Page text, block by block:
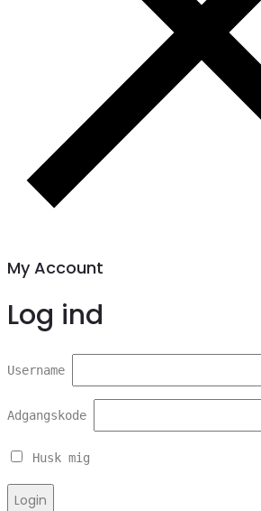
My Account
Log ind
Username
Adgangskode
Husk mig
Login